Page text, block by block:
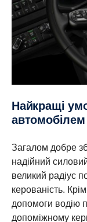
Найкращі умови для керування
автомобілем
Загалом добре
надійний
великий радіус
керованість.
допомоги водію
допоміжному